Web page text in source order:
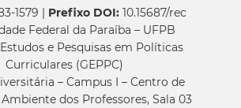
1579 | Prefixo DOI:10.15687/rec
Federal da Paraíba – UFPB
e Pesquisas em Políticas
Curriculares (GEPPC)
– Campus I – Centro de
dos Professores, Sala 03